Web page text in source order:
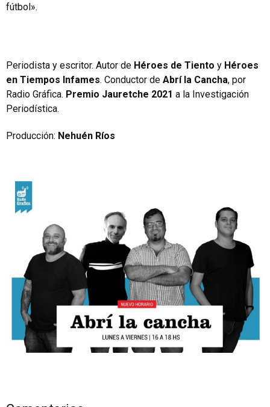
fútbol».
Periodista y escritor. Autor de Héroes de Tiento y Héroes
en Tiempos Infames. Conductor de Abrí la Cancha, por
Radio Gráfica. Premio Jauretche 2021 a la Investigación
Periodística.
Producción: Nehuén Ríos